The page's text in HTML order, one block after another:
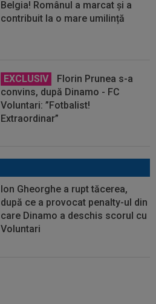
Belgia! Românul a marcat și a
contribuit la o mare umilință
EXCLUSIV
Florin Prunea s-a
convins, după Dinamo - FC
Voluntari: ”Fotbalist!
Extraordinar”
Ion Gheorghe a rupt tăcerea,
după ce a provocat penalty-ul din
care Dinamo a deschis scorul cu
Voluntari